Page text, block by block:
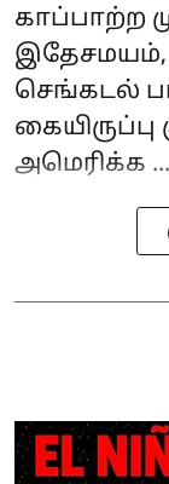
காப்பாற்ற
இதேசமயம்,
செங்கடல்
அமெரிக்க ...